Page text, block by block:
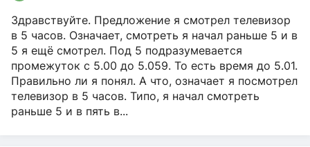
Здравствуйте. Предложение я смотрел телевизор
в 5 часов. Означает, смотреть я начал раньше 5 и в
5 я ещё смотрел. Под 5 подразумевается
промежуток с 5.00 до 5.059. То есть время до 5.01.
Правильно ли я понял. А что, означает я посмотрел
телевизор в 5 часов. Типо, я начал смотреть
раньше 5 и в пять в...